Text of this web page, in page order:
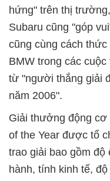
hứng" trên thị
Subaru cũng "góp
cũng cùng cách
BMW trong các
từ "người thắng giải
năm 2006".
Giải thưởng động cơ
of the Year được tổ
trao giải bao gồm độ
hành, tính kinh tế,